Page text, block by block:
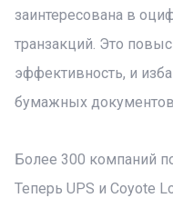
заинтересована в
транзакций. Это
эффективность, и
бумажных
Более 300 компаний
Теперь UPS и Coyote